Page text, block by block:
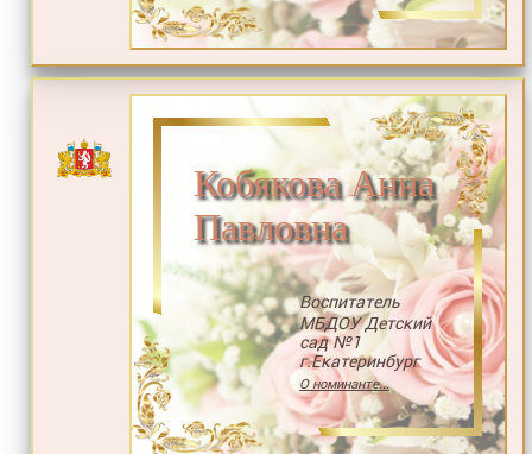
Кобякова Анна
Павловна
Воспитатель
МБДОУ Детский
сад №1
г.Екатеринбург
О номинанте...